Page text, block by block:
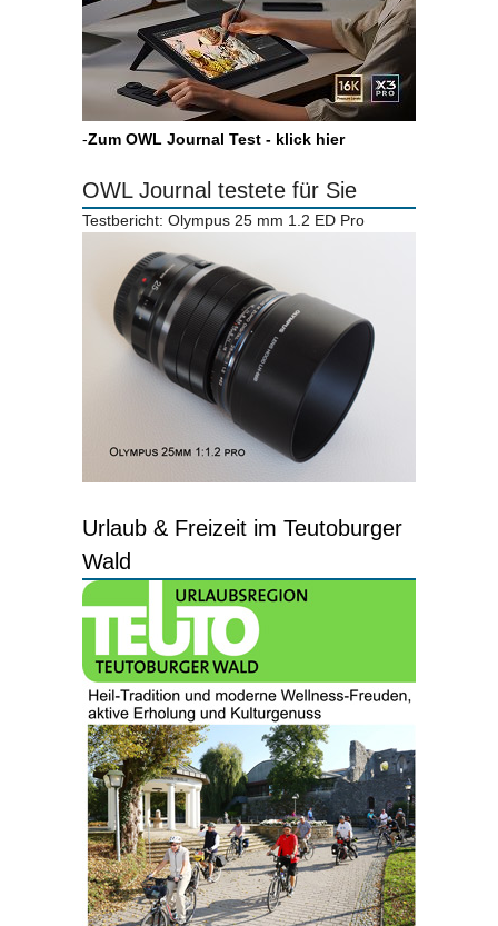
-Zum OWL Journal Test - klick hier
OWL Journal testete für Sie
Testbericht: Olympus 25 mm 1.2 ED Pro
Urlaub & Freizeit im Teutoburger
Wald